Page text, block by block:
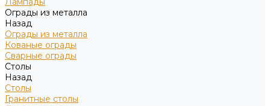
Ограды из металла
Назад
Ограды из металла
Кованые ограды
Сварные ограды
Столы
Назад
Столы
Гранитные столы